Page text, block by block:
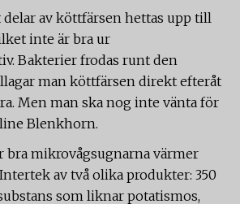
av köttfärsen hettas upp till
inte är bra ur
Bakterier frodas runt den
man köttfärsen direkt efteråt
Men man ska nog inte vänta för
Blenkhorn.
bra mikrovågsugnarna värmer
av två olika produkter: 350
som liknar potatismos,